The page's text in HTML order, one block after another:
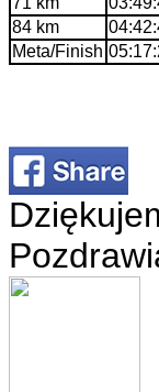
84 km
Meta/Finish